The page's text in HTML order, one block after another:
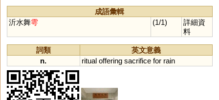
成語彙輯
沂水舞雩 (1/1)
詳細資
料
詞類
英文意義
n.
ritual offering sacrifice for rain